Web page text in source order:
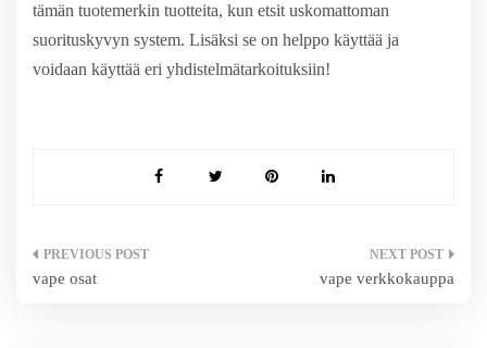
tämän tuotemerkin tuotteita, kun etsit uskomattoman
suorituskyvyn system. Lisäksi se on helppo käyttää ja
voidaan käyttää eri yhdistelmätarkoituksiin!
Artikkelien
vape osat vape verkkokauppa